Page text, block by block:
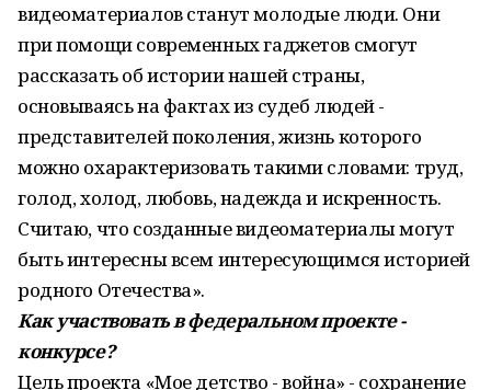
видеоматериалов станут молодые люди. Они
при помощи современных гаджетов смогут
рассказать об истории нашей страны,
основываясь на фактах из судеб людей -
представителей поколения, жизнь которого
можно охарактеризовать такими словами: труд,
голод, холод, любовь, надежда и искренность.
Считаю, что созданные видеоматериалы могут
быть интересны всем интересующимся историей
родного Отечества».
Как участвовать в федеральном проекте -
конкурсе?
Цель проекта «Мое детство - война» - сохранение